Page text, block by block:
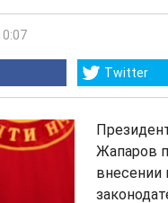
Twitter
Жапаров
внесении